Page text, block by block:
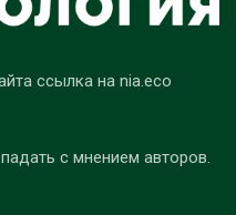
ссылка на nia.eco
с мнением авторов.